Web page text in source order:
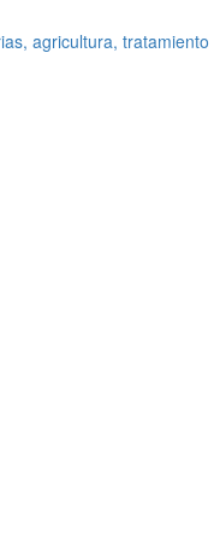
agricultura,